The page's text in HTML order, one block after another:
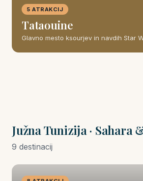
5 ATRAKCIJ
Tataouine
Glavno mesto ksourjev in navdih Star
Južna Tunizija · Sahara
9 destinacij